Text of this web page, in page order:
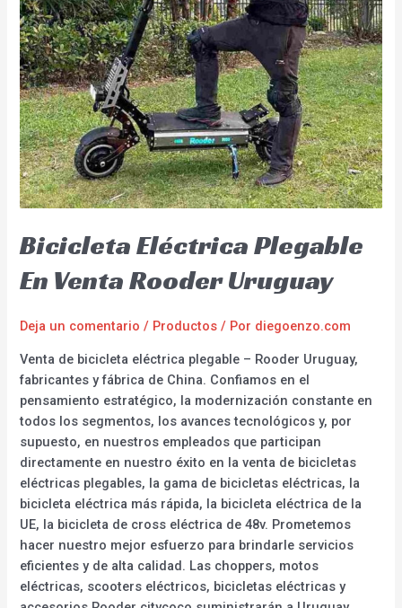
Bicicleta Eléctrica Plegable
En Venta Rooder Uruguay
Deja un comentario / Productos / Por diegoenzo.com
Venta de bicicleta eléctrica plegable – Rooder Uruguay,
fabricantes y fábrica de China. Confiamos en el
pensamiento estratégico, la modernización constante en
todos los segmentos, los avances tecnológicos y, por
supuesto, en nuestros empleados que participan
directamente en nuestro éxito en la venta de bicicletas
eléctricas plegables, la gama de bicicletas eléctricas, la
bicicleta eléctrica más rápida, la bicicleta eléctrica de la
UE, la bicicleta de cross eléctrica de 48v. Prometemos
hacer nuestro mejor esfuerzo para brindarle servicios
eficientes y de alta calidad. Las choppers, motos
eléctricas, scooters eléctricos, bicicletas eléctricas y